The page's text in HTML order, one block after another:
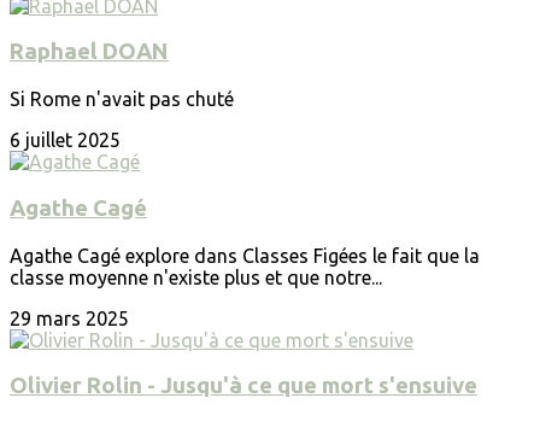
Raphael DOAN
Si Rome n'avait pas chuté
6 juillet 2025
Agathe Cagé
Agathe Cagé explore dans Classes Figées le fait que la
classe moyenne n'existe plus et que notre...
29 mars 2025
Olivier Rolin - Jusqu'à ce que mort s'ensuive